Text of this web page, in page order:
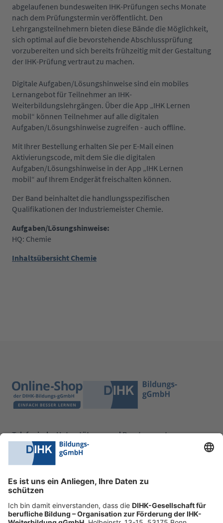
abgelaufenen bundesweiten IHK-Prüfungen sechs Monate
nach dem Prüfungstermin veröffentlicht. Den
Lehrgangsteilnehmern bieten diese Bände die Möglichkeit,
sich optimal auf die bevorstehende Abschlussprüfung
vorzubereiten und sich bereits frühzeitig mit der Gestaltung
der IHK-Prüfung vertraut zu machen.
Digitale Aufgaben/Lösungshinweise sind ein mobiles
Lernangebot für Teilnehmer an IHK-
Weiterbildungslehrgängen. Über die App „IHK Lernen
mobil“ können Teilnehmer auf alle digitalen
Aufgaben/Lösungshinweise zugreifen - auch offline.
Mit Ihrer Bestellung erhalten Sie per E-Mail einen
Aktivierungscode, mit dem Sie die digitalen
Aufgaben/Lösungshinweise in der App „IHK Lernen
mobil“ auf Ihrem Endgerät freischalten können.
Der Band beinhaltet die handlungsspezifischen
Qualifikationen der Industriemeister Chemie.
Aufgaben/Lösungshinweise:
HQ: Chemie
Inhaltsübersicht Chemie
Telefonische Unterstützung und Beratung unter:
0228 6205 205
Fr.:
09:00-14:00 Uhr
shop@dihk-bildung.shop